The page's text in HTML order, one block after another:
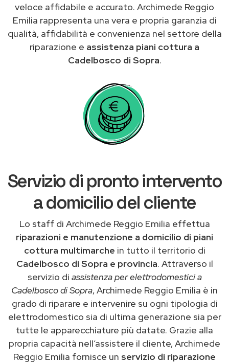
veloce affidabile e accurato. Archimede Reggio
Emilia rappresenta una vera e propria garanzia di
qualità, affidabilità e convenienza nel settore della
riparazione e assistenza piani cottura a
Cadelbosco di Sopra.
Servizio di pronto intervento
a domicilio del cliente
Lo staff di Archimede Reggio Emilia effettua
riparazioni e manutenzione a domicilio di piani
cottura multimarche in tutto il territorio di
Cadelbosco di Sopra e provincia. Attraverso il
servizio di assistenza per elettrodomestici a
Cadelbosco di Sopra, Archimede Reggio Emilia è in
grado di riparare e intervenire su ogni tipologia di
elettrodomestico sia di ultima generazione sia per
tutte le apparecchiature più datate. Grazie alla
propria capacità nell’assistere il cliente, Archimede
Reggio Emilia fornisce un servizio di riparazione